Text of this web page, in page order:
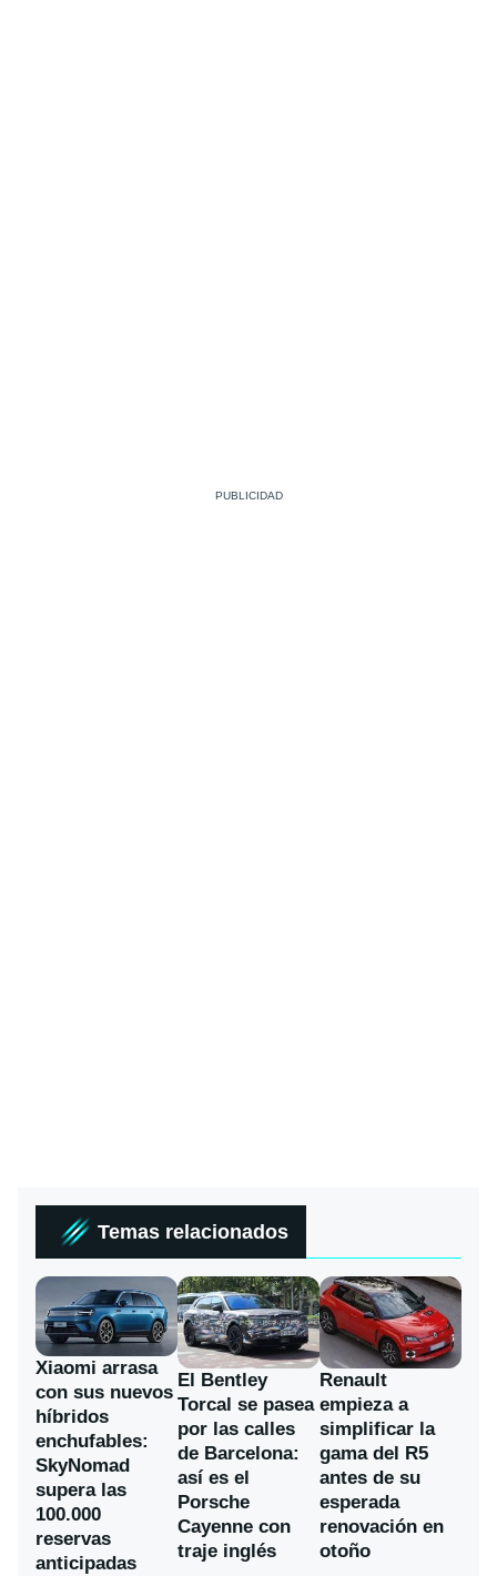
Temas relacionados
Xiaomi arrasa
con sus nuevos
híbridos
enchufables:
SkyNomad
supera las
100.000
reservas
anticipadas
El Bentley
Torcal se pasea
por las calles
de Barcelona:
así es el
Porsche
Cayenne con
traje inglés
Renault
empieza a
simplificar la
gama del R5
antes de su
esperada
renovación en
otoño